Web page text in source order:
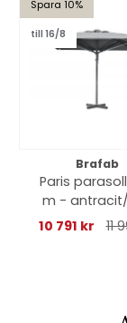
Spara 10%
till 16/8
Brafab
Paris
m -
10 791 kr
11